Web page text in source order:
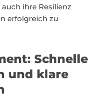
ihre Resilienz
erfolgreich zu
Schnelle
und klare